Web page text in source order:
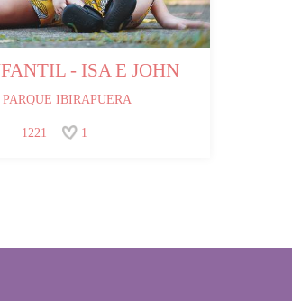
- ISA E JOHN
PARQUE IBIRAPUERA
1221 1